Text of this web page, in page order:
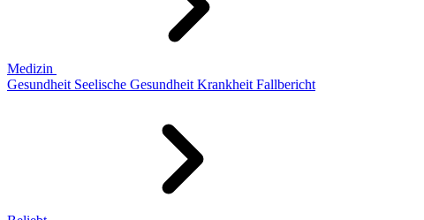
Medizin
Gesundheit Seelische Gesundheit Krankheit Fallbericht